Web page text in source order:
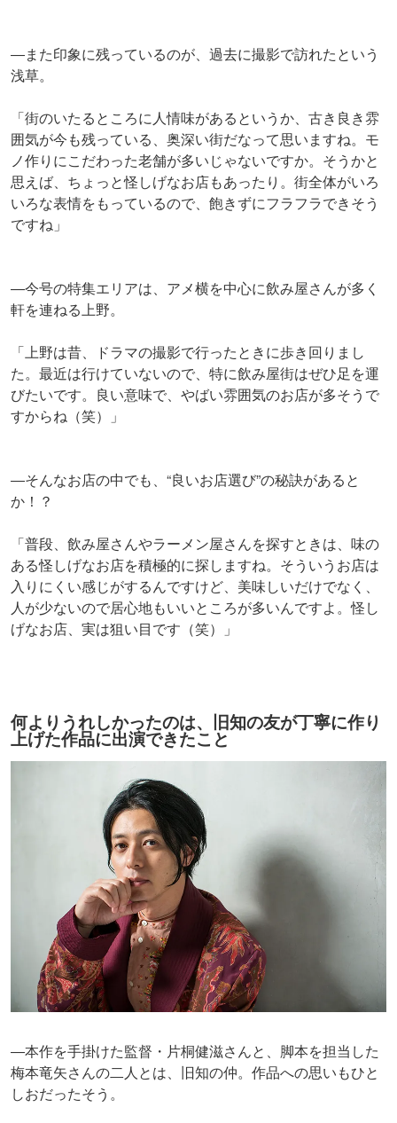
―また印象に残っているのが、過去に撮影で訪れたという
浅草。
「街のいたるところに人情味があるというか、古き良き雰
囲気が今も残っている、奥深い街だなって思いますね。モ
ノ作りにこだわった老舗が多いじゃないですか。そうかと
思えば、ちょっと怪しげなお店もあったり。街全体がいろ
いろな表情をもっているので、飽きずにフラフラできそう
ですね」
―今号の特集エリアは、アメ横を中心に飲み屋さんが多く
軒を連ねる上野。
「上野は昔、ドラマの撮影で行ったときに歩き回りまし
た。最近は行けていないので、特に飲み屋街はぜひ足を運
びたいです。良い意味で、やばい雰囲気のお店が多そうで
すからね（笑）」
―そんなお店の中でも、“良いお店選び”の秘訣があると
か！？
「普段、飲み屋さんやラーメン屋さんを探すときは、味の
ある怪しげなお店を積極的に探しますね。そういうお店は
入りにくい感じがするんですけど、美味しいだけでなく、
人が少ないので居心地もいいところが多いんですよ。怪し
げなお店、実は狙い目です（笑）」
何よりうれしかったのは、旧知の友が丁寧に作り
上げた作品に出演できたこと
―本作を手掛けた監督・片桐健滋さんと、脚本を担当した
梅本竜矢さんの二人とは、旧知の仲。作品への思いもひと
しおだったそう。